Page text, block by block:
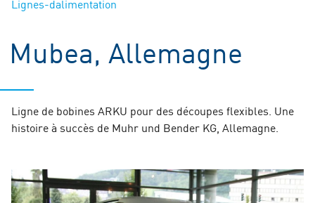
Lignes-dalimentation
Mubea, Allemagne
Ligne de bobines ARKU pour des découpes flexibles. Une
histoire à succès de Muhr und Bender KG, Allemagne.